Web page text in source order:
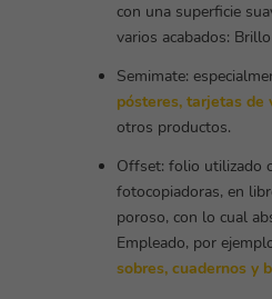
con una superficie
varios acabados:
Semimate:
pósteres,tarjetas de
otros productos.
Offset: folio utilizado
fotocopiadoras, en
poroso, con lo cual
Empleado, por
sobres,cuadernos y